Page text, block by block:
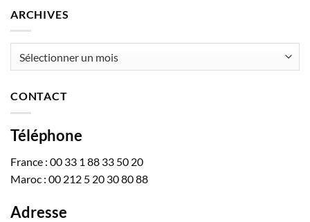
ARCHIVES
CONTACT
Téléphone
France : 00 33 1 88 33 50 20
Maroc : 00 212 5 20 30 80 88
Adresse